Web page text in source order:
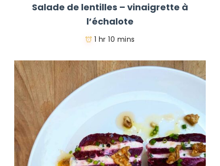
Salade de lentilles – vinaigrette à
l’échalote
1 hr 10 mins